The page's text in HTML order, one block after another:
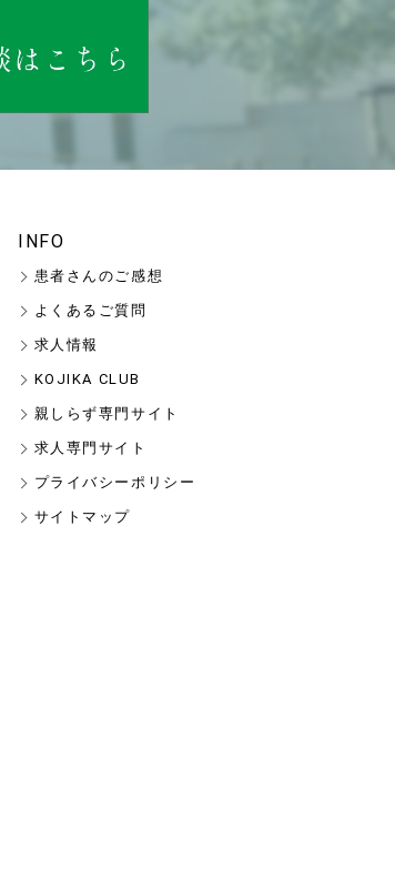
INFO
患者さんのご感想
よくあるご質問
求人情報
KOJIKA CLUB
親しらず専門サイト
求人専門サイト
プライバシーポリシー
サイトマップ